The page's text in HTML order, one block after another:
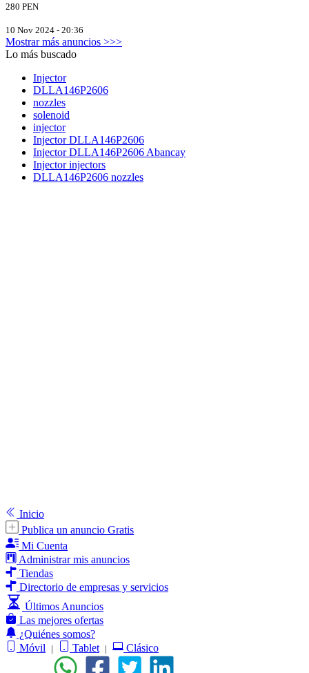
280 PEN
10 Nov 2024 - 20:36
Mostrar más anuncios >>>
Lo más buscado
Injector
DLLA146P2606
nozzles
solenoid
injector
Injector DLLA146P2606
Injector DLLA146P2606 Abancay
Injector injectors
DLLA146P2606 nozzles
Inicio
Publica un anuncio Gratis
Mi Cuenta
Administrar mis anuncios
Tiendas
Directorio de empresas y servicios
Últimos Anuncios
Las mejores ofertas
¿Quiénes somos?
Móvil
| Tablet | Clásico